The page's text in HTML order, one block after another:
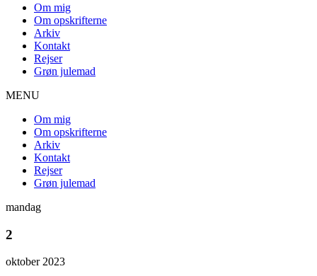
Om mig
Om opskrifterne
Arkiv
Kontakt
Rejser
Grøn julemad
MENU
Om mig
Om opskrifterne
Arkiv
Kontakt
Rejser
Grøn julemad
mandag
2
oktober 2023